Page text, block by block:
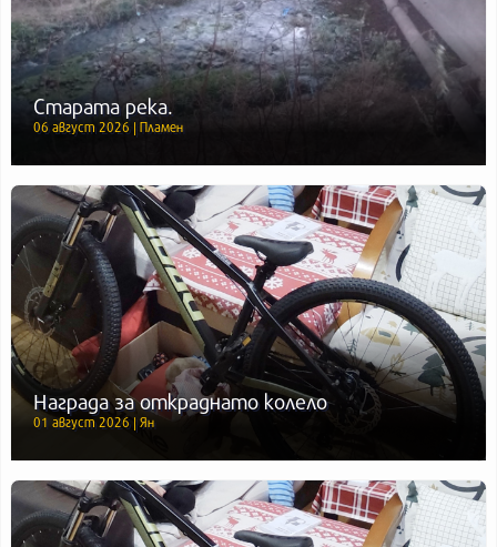
Старата река.
06 август 2026 | Пламен
Награда за откраднато колело
01 август 2026 | Ян